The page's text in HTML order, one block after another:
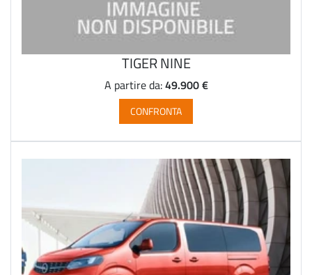
TIGER NINE
A partire da:49.900 €
CONFRONTA